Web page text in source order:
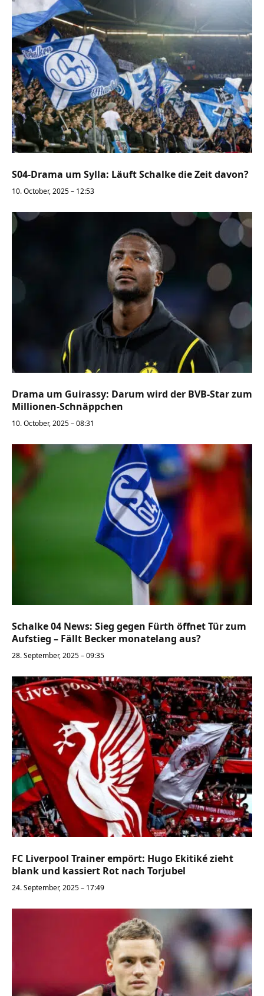
S04-Drama um Sylla: Läuft Schalke die Zeit davon?
10. October, 2025 – 12:53
Drama um Guirassy: Darum wird der BVB-Star zum
Millionen-Schnäppchen
10. October, 2025 – 08:31
Schalke 04 News: Sieg gegen Fürth öffnet Tür zum
Aufstieg – Fällt Becker monatelang aus?
28. September, 2025 – 09:35
FC Liverpool Trainer empört: Hugo Ekitiké zieht
blank und kassiert Rot nach Torjubel
24. September, 2025 – 17:49